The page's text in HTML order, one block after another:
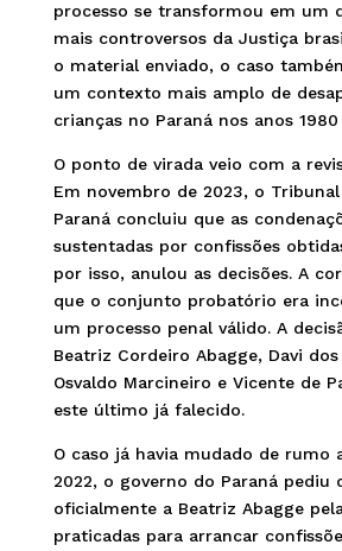
processo se transformou em um
mais controversos da Justiça
o material enviado, o caso
um contexto mais amplo de
crianças no Paraná nos anos 1980
O ponto de virada veio com a
Em novembro de 2023, o
Paraná concluiu que as
sustentadas por confissões
por isso, anulou as decisões. A
que o conjunto probatório era
um processo penal válido. A
Beatriz Cordeiro Abagge, Davi
Osvaldo Marcineiro e Vicente de
este último já falecido.
O caso já havia mudado de rumo
2022, o governo do Paraná pediu
oficialmente a Beatriz Abagge
praticadas para arrancar